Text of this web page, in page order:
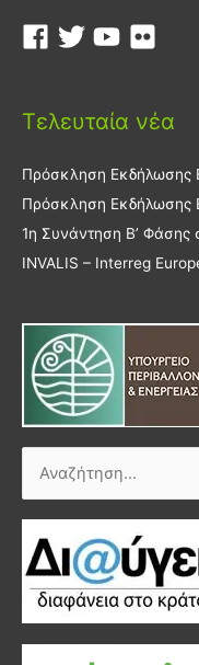
Τελευταία νέα
Πρόσκληση Εκδήλωσης
Πρόσκληση Εκδήλωσης
1η Συνάντηση Β’ Φάσης
INVALIS – Interreg
Αναζήτηση